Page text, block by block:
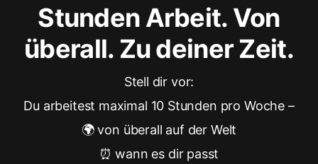
Stunden Arbeit. Von
überall. Zu deiner Zeit.
Stell dir vor:
Du arbeitest maximal 10 Stunden pro Woche –
🌍 von überall auf der Welt
⏰ wann es dir passt